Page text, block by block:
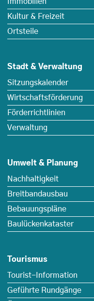
Immobilien
Kultur & Freizeit
Ortsteile
Stadt & Verwaltung
Sitzungskalender
Wirtschaftsförderung
Förderrichtlinien
Verwaltung
Umwelt & Planung
Nachhaltigkeit
Breitbandausbau
Bebauungspläne
Baulückenkataster
Tourismus
Tourist-Information
Geführte Rundgänge